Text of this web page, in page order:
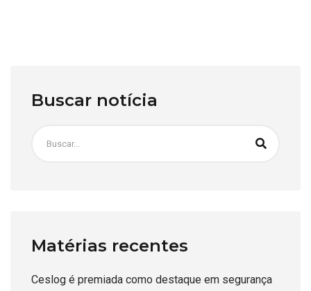
Buscar notícia
Matérias recentes
Ceslog é premiada como destaque em segurança